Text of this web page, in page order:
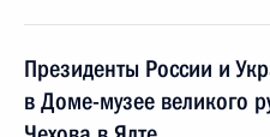
Президенты России и
в Доме-музее великого